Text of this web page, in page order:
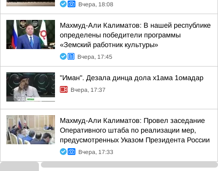
Вчера, 18:08
Махмуд-Али Калиматов: В нашей республике
определены победители программы
«Земский работник культуры»
Вчера, 17:45
"Иман". Дезала динца дола х1ама 1омадар
Вчера, 17:37
Махмуд-Али Калиматов: Провел заседание
Оперативного штаба по реализации мер,
предусмотренных Указом Президента России
Вчера, 17:33